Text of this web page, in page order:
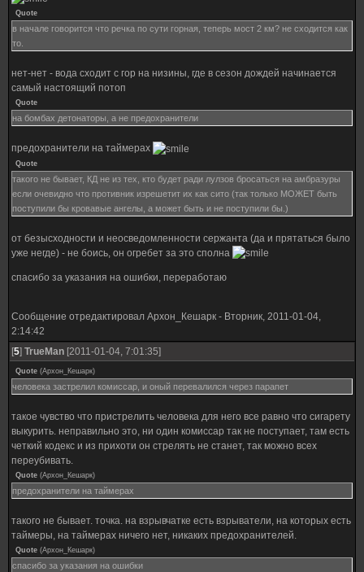
Quote
в начале говорится что речка по сути горная, теперь мост 2 км? не сходится как
то.
нет-нет - вода сходит с гор на низины, где в сезон дождей начинается
самый настоящий потоп
Quote
на бомбах детонаторы, а не предохранители
предохранители на таймерах
Quote
такого не бывает, КД не из тех, кто будет ради лулзов бросаться на амбразуры
если очевидно что противник изрешетит их как сито (так только МОЖЕТ быть
поступили бы кровавые ангелы, а может быть и не поступили бы.)
от безысходности и неосведомленности сержанта (да и прятаться было
уже негде) - не боись, он огребет за это сполна
спасибо за указания на ошибки, переработаю
Сообщение отредактировал Архон_Кешарк - Вторник, 2011-01-04,
2:14:42
[5] TrueMan [2011-01-04, 7:01:35]
Quote (Архон_Кешарк)
человека застрелил комиссар, и оный перевалился через парапет
такое чувство что пристрелить человека для него все равно что сигарету
выкурить. неправильно это, ни один комиссар так не поступает, там есть
четкий кодекс и из прихоти он стрелять не станет, так можно всех
переубивать.
Quote (Архон_Кешарк)
предохранители на таймерах
такого не бывает. точка. на взрывчатке есть взрыватели, на которых есть
таймеры, на таймерах ничего нет, никаких предохранителей.
Quote (Архон_Кешарк)
спасибо за указания на ошибки